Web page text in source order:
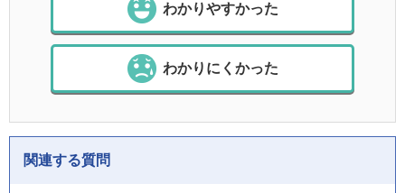
わかりやすかった
わかりにくかった
関連する質問